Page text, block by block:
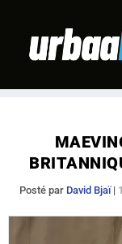
Posté par David Bjaï|